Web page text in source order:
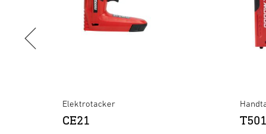
Elektrotacker
CE21 T501